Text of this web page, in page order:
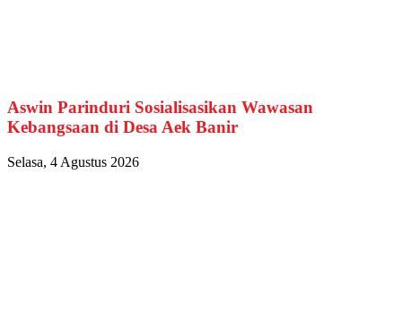
Aswin Parinduri Sosialisasikan Wawasan
Kebangsaan di Desa Aek Banir
Selasa, 4 Agustus 2026